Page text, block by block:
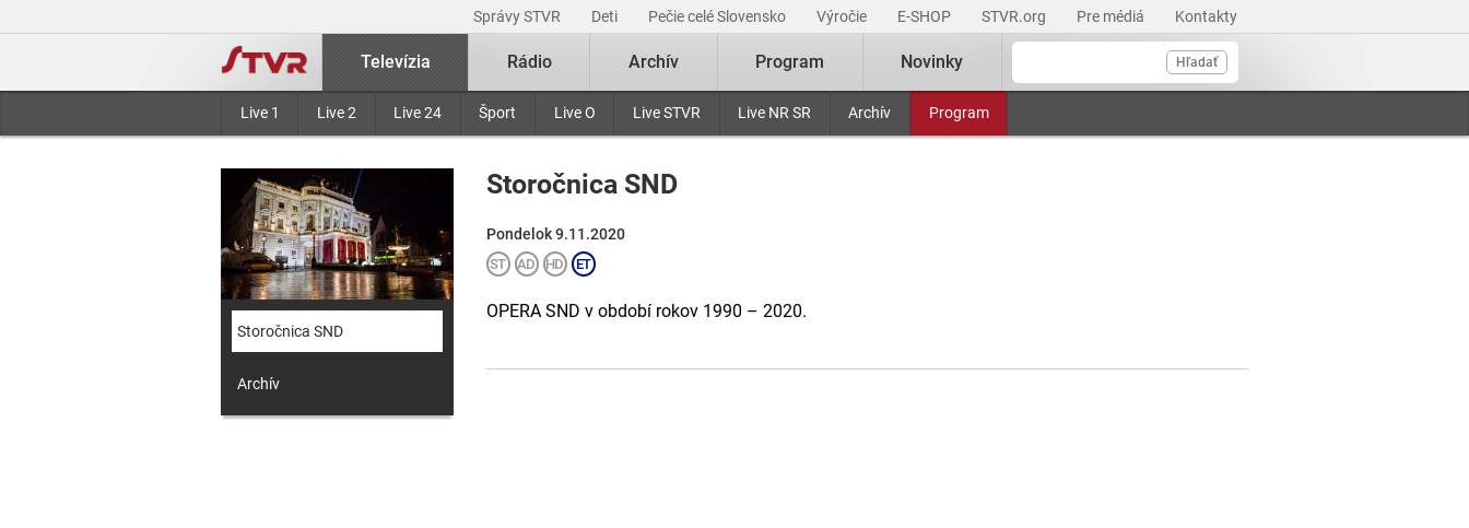
Správy STVR Deti Pečie celé Slovensko Výročie E-SHOP STVR.org Pre médiá Kontakty
Hľadať
Televízia
Live 1 Live 2 Live 24 Šport Live O Live STVR Live NR SR Archív Program
Rádio Archív Program Novinky
Storočnica SND
Archív
Storočnica SND
Pondelok 9.11.2020
OPERA SND v období rokov 1990 – 2020.